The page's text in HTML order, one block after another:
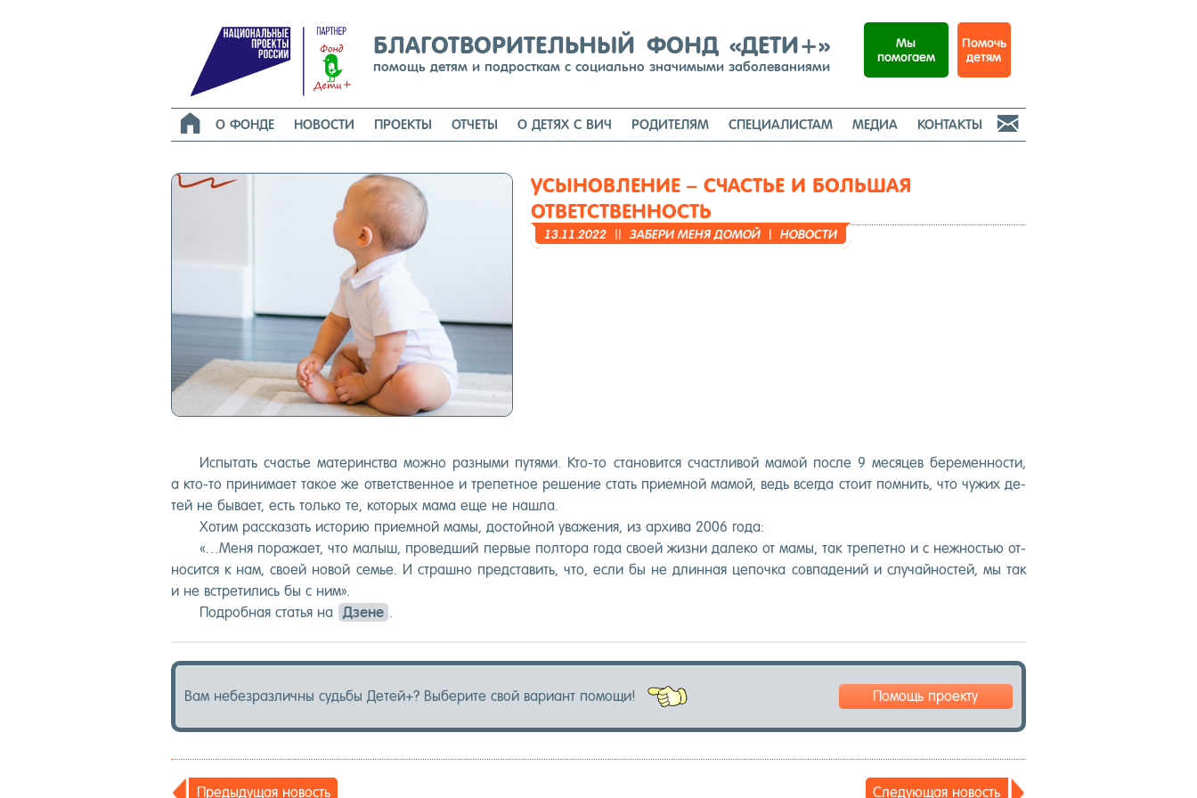
содержимому
БЛАГОТВОРИТЕЛЬНЫЙ ФОНД «ДЕТИ+»
помощь детям и подросткам с социально значимыми заболеваниями
Мы
помогаем
Помочь
детям
 О ФОНДЕ НОВОСТИ ПРОЕКТЫ ОТЧЕТЫ О ДЕТЯХ С ВИЧ РОДИТЕЛЯМ СПЕЦИАЛИСТАМ МЕДИА КОНТАКТЫ 
УСЫНОВЛЕНИЕ – СЧАСТЬЕ И БОЛЬШАЯ
ОТВЕТСТВЕННОСТЬ
13.11.2022 ЗА­БЕРИ МЕ­НЯ ДО­МОЙ НО­ВОС­ТИ
Ис­пы­тать счастье ма­теринс­тва мож­но раз­ны­ми пу­тями. Кто-то ста­новит­ся счас­тли­вой ма­мой пос­ле 9 ме­сяцев бе­ремен­ности,
а кто-то при­нима­ет та­кое же от­ветс­твен­ное и тре­пет­ное ре­шение стать при­ем­ной ма­мой, ведь всег­да сто­ит пом­нить, что чу­жих де­
тей не бы­ва­ет, есть толь­ко те, ко­торых ма­ма еще не наш­ла.
Хо­тим рас­ска­зать ис­то­рию при­ем­ной ма­мы, дос­той­ной ува­жения, из ар­хи­ва 2006 го­да:
«…Ме­ня по­ра­жа­ет, что ма­лыш, про­вед­ший пер­вые пол­то­ра го­да сво­ей жиз­ни да­леко от ма­мы, так тре­пет­но и с неж­ностью от­
но­сит­ся к нам, сво­ей но­вой семье. И страш­но пред­ста­вить, что, ес­ли бы не длин­ная це­поч­ка сов­па­де­ний и слу­чай­нос­тей, мы так
и не встре­тились бы с ним».
Под­робная статья на Дзе­не .
Вам не­без­различ­ны судь­бы Де­тей+? Вы­бери­те свой ва­ри­ант по­мощи! Помощь проекту
Пре­дыду­щая но­вость Сле­ду­ющая но­вость